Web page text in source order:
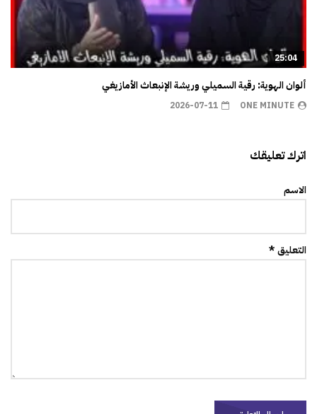
25:04
ألوان الهوية: رقية السميلي وريشة الإنبعاث الأمازيغي
ONE MINUTE
2026-07-11
اترك تعليقك
الاسم
التعليق *